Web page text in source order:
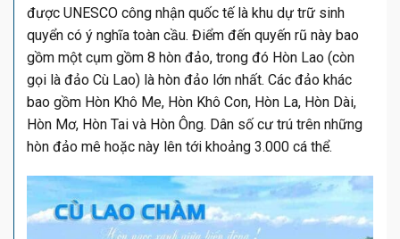
được UNESCO công nhận quốc tế là khu dự trữ sinh
quyển có ý nghĩa toàn cầu. Điểm đến quyến rũ này bao
gồm một cụm gồm 8 hòn đảo, trong đó Hòn Lao (còn
gọi là đảo Cù Lao) là hòn đảo lớn nhất. Các đảo khác
bao gồm Hòn Khô Me, Hòn Khô Con, Hòn La, Hòn Dài,
Hòn Mơ, Hòn Tai và Hòn Ông. Dân số cư trú trên những
hòn đảo mê hoặc này lên tới khoảng 3.000 cá thể.